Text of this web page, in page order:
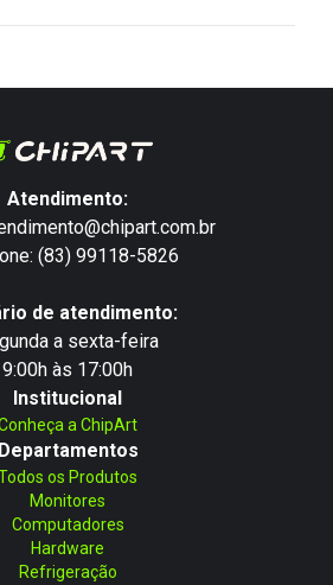
Atendimento:
(83) 99118-5826
de atendimento:
a sexta-feira
9:00h às 17:00h
Institucional
a ChipArt
Departamentos
os Produtos
Monitores
Computadores
Hardware
Refrigeração